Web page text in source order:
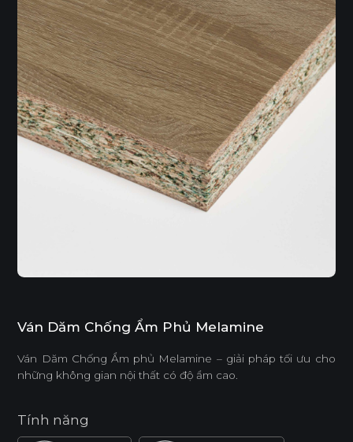
Ván Dăm Chống Ẩm Phủ Melamine
Ván Dăm Chống Ẩm phủ Melamine – giải pháp tối ưu cho
những không gian nội thất có độ ẩm cao.
Tính năng